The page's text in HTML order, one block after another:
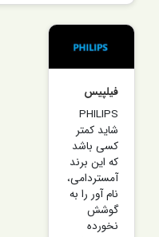
فیلپیس
PHILIPS
شاید کمتر
کسی باشد
که این برند
آمستردامی،
نام آور را به
گوشش
نخورده